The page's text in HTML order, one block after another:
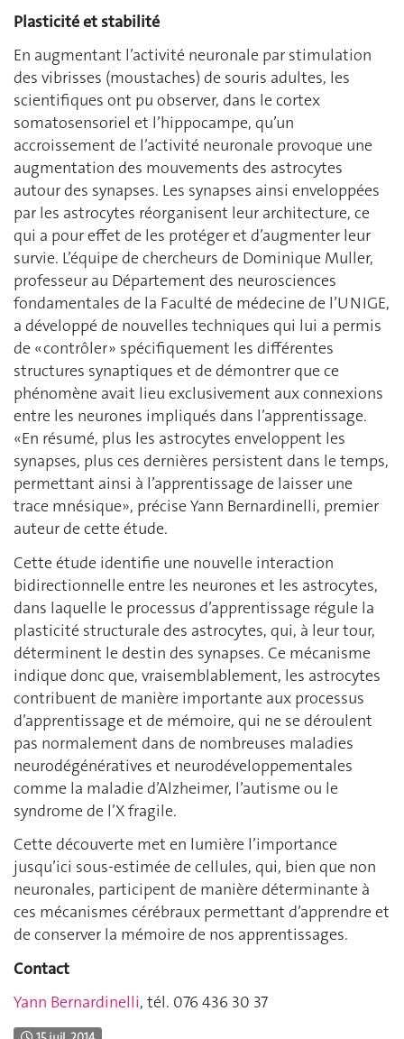
Plasticité et stabilité
En augmentant l’activité neuronale par stimulation
des vibrisses (moustaches) de souris adultes, les
scientifiques ont pu observer, dans le cortex
somatosensoriel et l’hippocampe, qu’un
accroissement de l’activité neuronale provoque une
augmentation des mouvements des astrocytes
autour des synapses. Les synapses ainsi enveloppées
par les astrocytes réorganisent leur architecture, ce
qui a pour effet de les protéger et d’augmenter leur
survie. L’équipe de chercheurs de Dominique Muller,
professeur au Département des neurosciences
fondamentales de la Faculté de médecine de l’UNIGE,
a développé de nouvelles techniques qui lui a permis
de « contrôler » spécifiquement les différentes
structures synaptiques et de démontrer que ce
phénomène avait lieu exclusivement aux connexions
entre les neurones impliqués dans l’apprentissage.
«En résumé, plus les astrocytes enveloppent les
synapses, plus ces dernières persistent dans le temps,
permettant ainsi à l’apprentissage de laisser une
trace mnésique», précise Yann Bernardinelli, premier
auteur de cette étude.
Cette étude identifie une nouvelle interaction
bidirectionnelle entre les neurones et les astrocytes,
dans laquelle le processus d’apprentissage régule la
plasticité structurale des astrocytes, qui, à leur tour,
déterminent le destin des synapses. Ce mécanisme
indique donc que, vraisemblablement, les astrocytes
contribuent de manière importante aux processus
d’apprentissage et de mémoire, qui ne se déroulent
pas normalement dans de nombreuses maladies
neurodégénératives et neurodéveloppementales
comme la maladie d’Alzheimer, l’autisme ou le
syndrome de l’X fragile.
Cette découverte met en lumière l’importance
jusqu’ici sous-estimée de cellules, qui, bien que non
neuronales, participent de manière déterminante à
ces mécanismes cérébraux permettant d’apprendre et
de conserver la mémoire de nos apprentissages.
Contact
Yann Bernardinelli, tél. 076 436 30 37